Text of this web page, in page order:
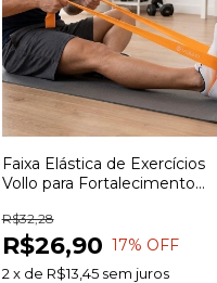
Faixa Elástica de Exercícios
Vollo para Fortalecimento
Treinamento Funcional
R$26,90
R$32,28
17% OFF
2 x de R$13,45 sem juros